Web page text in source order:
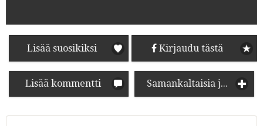
Lisää suosikiksi Kirjaudu tästä
Lisää kommentti Samankaltaisia juomia